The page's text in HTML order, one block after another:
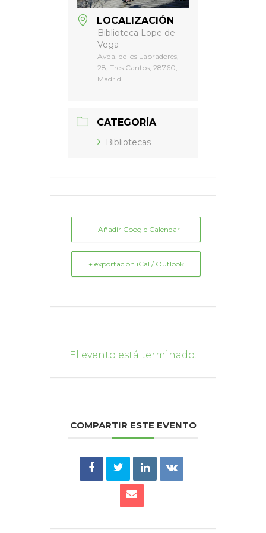
LOCALIZACIÓN
Biblioteca Lope de
Vega
Avda. de los Labradores,
28, Tres Cantos, 28760,
Madrid
CATEGORÍA
Bibliotecas
+ Añadir Google Calendar
+ exportación iCal / Outlook
El evento está terminado.
COMPARTIR ESTE EVENTO